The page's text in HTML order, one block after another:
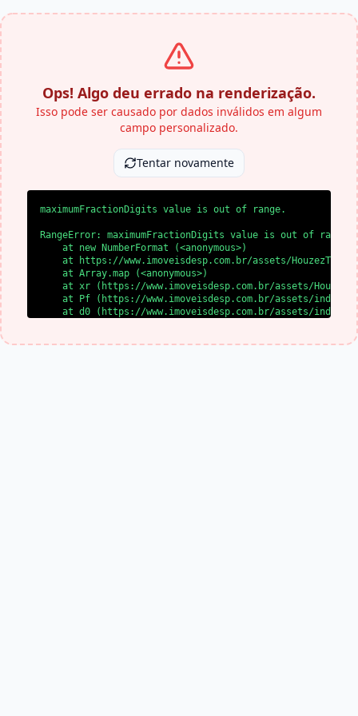
Ops! Algo deu errado na renderização.
Isso pode ser causado por dados inválidos em algum
campo personalizado.
Tentar novamente
maximumFractionDigits value is out of range.
RangeError: maximumFractionDigits value is out of range.
    at new NumberFormat (<anonymous>)
at https://www.imoveisdesp.com.br/assets/
    at Array.map (<anonymous>)
at xr (https://www.imoveisdesp.com.br/assets/
at Pf (https://www.imoveisdesp.com.br/assets/index-
at d0 (https://www.imoveisdesp.com.br/assets/index-
at l0 (https://www.imoveisdesp.com.br/assets/index-
at SS (https://www.imoveisdesp.com.br/assets/index-